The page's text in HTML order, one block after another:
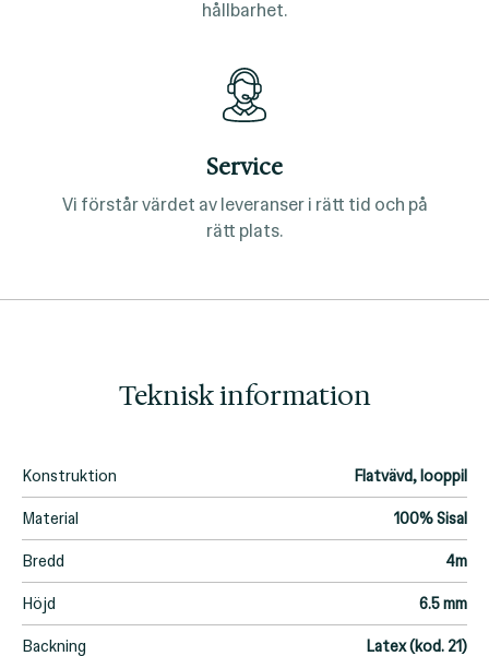
hållbarhet.
Service
Vi förstår värdet av leveranser i rätt tid och på
rätt plats.
Teknisk information
Konstruktion Flatvävd, looppil
Material 100% Sisal
Bredd 4m
Höjd 6.5 mm
Backning Latex (kod. 21)